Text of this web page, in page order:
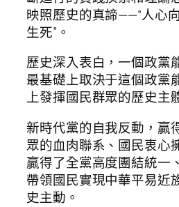
映照歷史的真諦——“人心
生死”。
歷史深入表白，一個政黨
最基礎上取決于這個政黨
上發揮國民群眾的歷史主
新時代黨的自我反動，贏
眾的血肉聯系、國民衷心
贏得了全黨高度團結統一
帶領國民實現中華平易近
史主動。